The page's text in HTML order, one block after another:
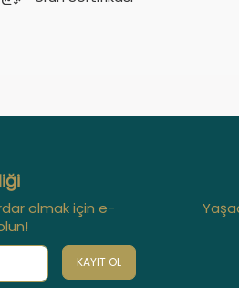
olmak için e-
KAYIT OL